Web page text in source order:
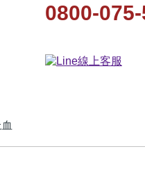
0800-